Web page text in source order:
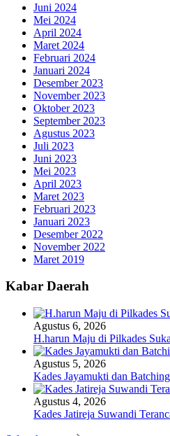
Juni 2024
Mei 2024
April 2024
Maret 2024
Februari 2024
Januari 2024
Desember 2023
November 2023
Oktober 2023
September 2023
Agustus 2023
Juli 2023
Juni 2023
Mei 2023
April 2023
Maret 2023
Februari 2023
Januari 2023
Desember 2022
November 2022
Maret 2019
Kabar Daerah
Agustus 6, 2026
H.harun Maju di Pilkades
Agustus 5, 2026
Kades Jayamukti dan
Agustus 4, 2026
Kades Jatireja Suwandi